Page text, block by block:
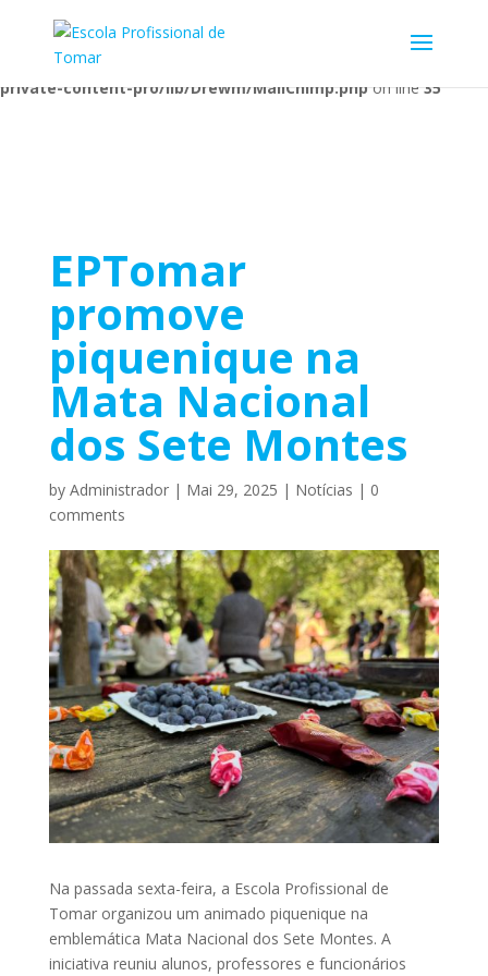
Warning: Undefined array key 1 in
/home/escolaprofission/public_html/wp-content/plugins/wp-
private-content-pro/lib/Drewm/MailChimp.phpon line35
EPTomar
promove
piquenique na
Mata Nacional
dos Sete Montes
by Administrador| Mai 29, 2025 | Notícias | 0
comments
Na passada sexta-feira, a Escola Profissional de
Tomar organizou um animado piquenique na
emblemática Mata Nacional dos Sete Montes. A
iniciativa reuniu alunos, professores e funcionários